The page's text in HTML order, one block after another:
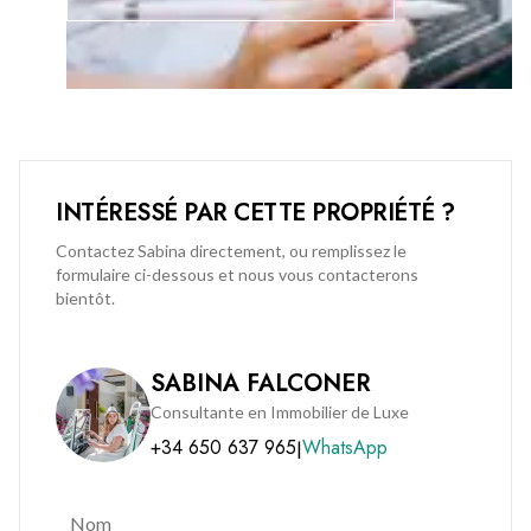
INTÉRESSÉ PAR CETTE PROPRIÉTÉ ?
Contactez Sabina directement, ou remplissez le
formulaire ci-dessous et nous vous contacterons
bientôt.
SABINA FALCONER
Consultante en Immobilier de Luxe
+34 650 637 965|WhatsApp